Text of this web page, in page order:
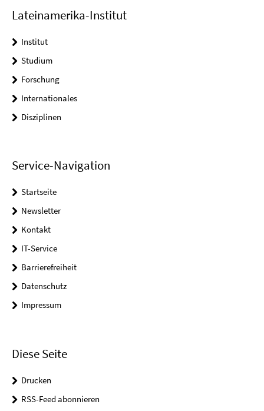
Lateinamerika-Institut
Institut
Studium
Forschung
Internationales
Disziplinen
Service-Navigation
Startseite
Newsletter
Kontakt
IT-Service
Barrierefreiheit
Datenschutz
Impressum
Diese Seite
Drucken
RSS-Feed abonnieren